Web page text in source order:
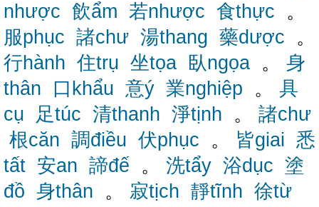
nhược 飲ẩm 若nhược 食thực 。
服phục 諸chư 湯thang 藥dược 。
行hành 住trụ 坐tọa 臥ngọa 。 身
thân
口khẩu 意ý 業nghiệp 。 具
cụ
足túc 清thanh 淨tịnh 。 諸chư
根căn 調điều 伏phục 。 皆giai 悉
tất 安an 諦đế 。 洗tẩy 浴dục 塗
đồ 身thân 。 寂tịch 靜tĩnh 徐từ